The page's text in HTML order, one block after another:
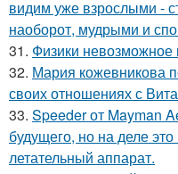
видим уже взрослыми -
наоборот, мудрыми и
31. Физики невозможное
32. Мария кожевникова
своих отношениях с
33. Speeder от Mayman
будущего, но на деле
летательный аппарат.